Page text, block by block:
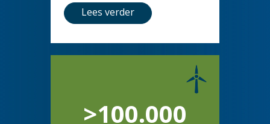
Lees verder
>100.000